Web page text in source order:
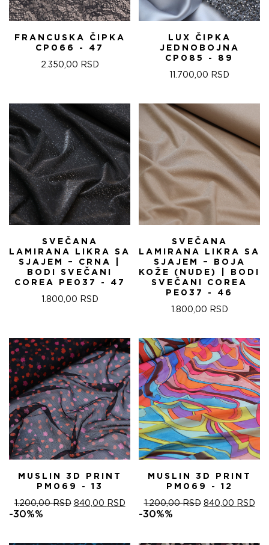
FRANCUSKA ČIPKA
CP066 - 47
2.350,00 RSD
LUX ČIPKA
JEDNOBOJNA
CP085 - 89
11.700,00 RSD
SVEČANA
LAMIRANA LIKRA SA
SJAJEM – CRNA |
BODI SVEČANI
COREA PE037 - 47
1.800,00 RSD
SVEČANA
LAMIRANA LIKRA SA
SJAJEM – BOJA
KOŽE (NUDE) | BODI
SVEČANI COREA
PE037 - 46
1.800,00 RSD
MUSLIN 3D PRINT
PM069 - 13
1.200,00RSD ОРИГИНАЛНА
840,00 RSDТРЕНУТНА
ЦЕНА
-30%%
MUSLIN 3D PRINT
PM069 - 12
1.200,00RSD ОРИГИНАЛНА
840,00 RSD
-30%%